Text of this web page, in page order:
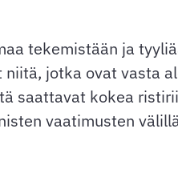
tekemistään ja
jotka ovat vasta
saattavat kokea
vaatimusten